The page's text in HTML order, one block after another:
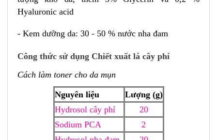
Hyaluronic acid
- Kem dưỡng da: 30 - 50 % nước nha đam
Công thức sử dụng Chiết xuất lá cây phỉ
Cách làm toner cho da mụn
Nguyên liệu
Lượng (g)
Hydrosol cây phỉ
20
Sodium PCA
2